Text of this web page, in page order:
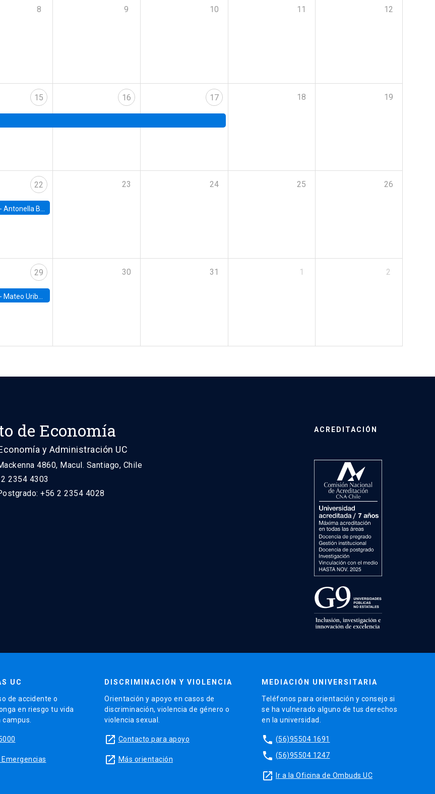
8 9 10 11 12
15 16 17 18 19
22
-Antonella Bancalari, Institute for Fiscal Studies (IFS) and Research Associate at University College London (UCL)
23 24 25 26
29
Mateo Uribe-Castro, Universidad de los Andes (Colombia)
30 31 1 2
de Economía
y Administración UC
4860, Macul. Santiago, Chile
2354 4303
+56 2 2354 4028
ACREDITACIÓN
UC
de accidente o
en riesgo tu vida
Emergencias
DISCRIMINACIÓN Y VIOLENCIA
Orientación y apoyo en casos de
discriminación, violencia de género o
violencia sexual.
launch Contacto para apoyo
launch Más orientación
MEDIACIÓN UNIVERSITARIA
Teléfonos para orientación y consejo si
se ha vulnerado alguno de tus derechos
en la universidad.
phone (56)95504 1691
phone (56)95504 1247
launch Ir a la Oficina de Ombuds UC